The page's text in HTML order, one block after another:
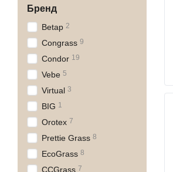
Бренд
Betap 2
Congrass 9
Condor 19
Vebe 5
Virtual 3
BIG 1
Orotex 7
Prettie Grass 8
EcoGrass 8
CCGrass 7